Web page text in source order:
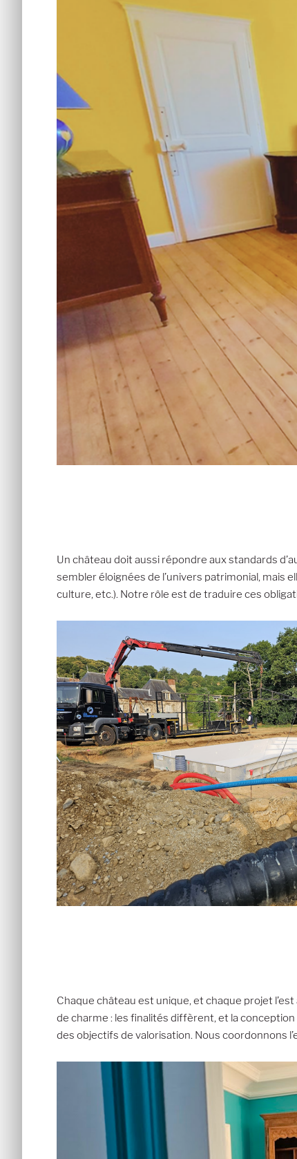
Un château doit aussi répondre aux standards
sembler éloignées de l’univers patrimonial,
culture, etc.). Notre rôle est de traduire ces
Chaque château est unique, et chaque projet
de charme : les finalités diffèrent, et la
des objectifs de valorisation. Nous coordonnons